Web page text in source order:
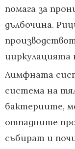
помага за
дълбочина.
Лимфната
система на
бактериите,
отпадните
събират и